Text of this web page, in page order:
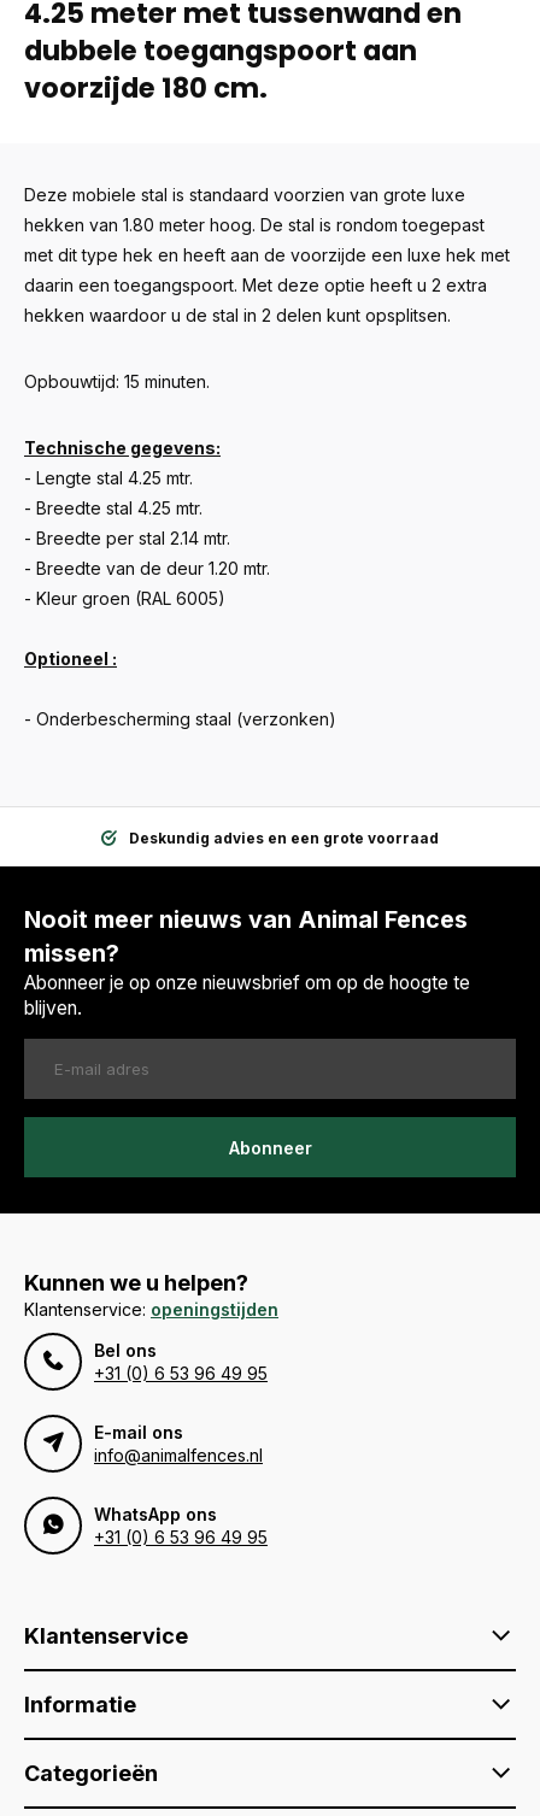
4.25 meter met tussenwand en
dubbele toegangspoort aan
voorzijde 180 cm.
Deze mobiele stal is standaard voorzien van grote luxe
hekken van 1.80 meter hoog. De stal is rondom toegepast
met dit type hek en heeft aan de voorzijde een luxe hek met
daarin een toegangspoort. Met deze optie heeft u 2 extra
hekken waardoor u de stal in 2 delen kunt opsplitsen.
Opbouwtijd: 15 minuten.
Technische gegevens:
- Lengte stal 4.25 mtr.
- Breedte stal 4.25 mtr.
- Breedte per stal 2.14 mtr.
- Breedte van de deur 1.20 mtr.
- Kleur groen (RAL 6005)
Optioneel :
- Onderbescherming staal (verzonken)
Deskundig advies en een grote voorraad
Nooit meer nieuws van Animal Fences
missen?
Abonneer je op onze nieuwsbrief om op de hoogte te
blijven.
Abonneer
Kunnen we u helpen?
Klantenservice: openingstijden
Bel ons
+31 (0) 6 53 96 49 95
E-mail ons
info@animalfences.nl
WhatsApp ons
+31 (0) 6 53 96 49 95
Klantenservice
Informatie
Categorieën